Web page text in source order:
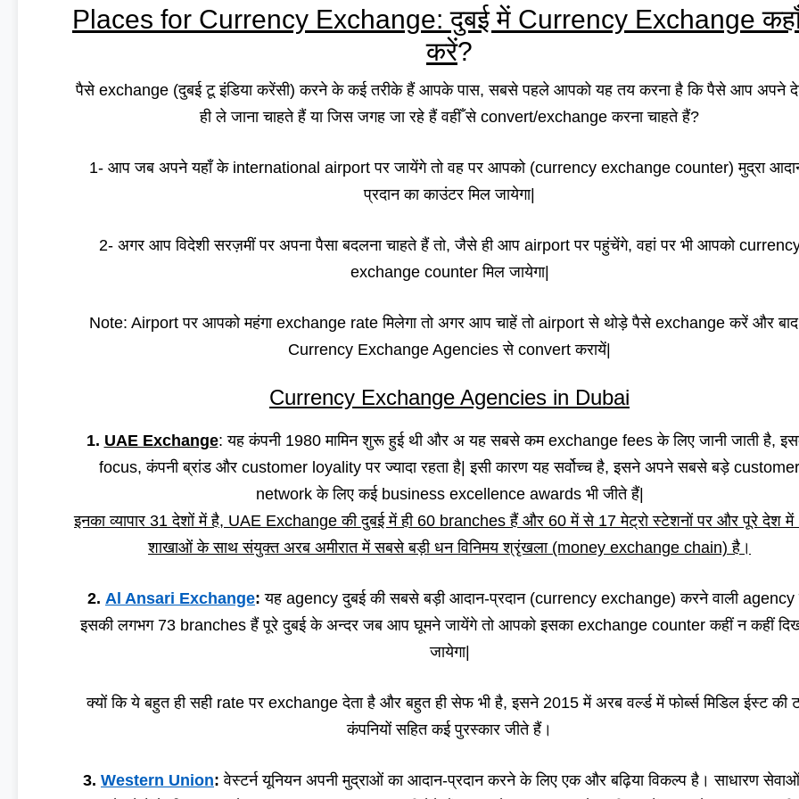
Places for Currency Exchange: दुबई में Currency Exchange
करें?
पैसे exchange (दुबई टू इंडिया करेंसी) करने के कई तरीके हैं आपके पास, सबसे पहले आपको यह तय करना है कि पैसे आप अपने
ही ले जाना चाहते हैं या जिस जगह जा रहे हैं वहीँ से convert/exchange करना चाहते हैं?
1- आप जब अपने यहाँ के international airport पर जायेंगे तो वह पर आपको (currency exchange counter) मुद्रा
प्रदान का काउंटर मिल जायेगा|
2- अगर आप विदेशी सरज़मीं पर अपना पैसा बदलना चाहते हैं तो, जैसे ही आप airport पर पहुंचेंगे, वहां पर भी आपको
exchange counter मिल जायेगा|
Note: Airport पर आपको महंगा exchange rate मिलेगा तो अगर आप चाहें तो airport से थोड़े पैसे exchange करें और
Currency Exchange Agencies से convert करायें|
Currency Exchange Agencies in Dubai
1. UAE Exchange: यह कंपनी 1980 मामिन शुरू हुई थी और अ यह सबसे कम exchange fees के लिए जानी जाती है,
focus, कंपनी ब्रांड और customer loyality पर ज्यादा रहता है| इसी कारण यह सर्वोच्च है, इसने अपने सबसे बड़े customer
network के लिए कई business excellence awards भी जीते हैं|
इनका व्यापार 31 देशों में है, UAE Exchange की दुबई में ही 60 branches हैं और 60 में से 17 मेट्रो स्टेशनों पर और पूरे देश
शाखाओं के साथ संयुक्त अरब अमीरात में सबसे बड़ी धन विनिमय श्रृंखला (money exchange chain) है।
2. Al Ansari Exchange: यह agency दुबई की सबसे बड़ी आदान-प्रदान (currency exchange) करने वाली agency
इसकी लगभग 73 branches हैं पूरे दुबई के अन्दर जब आप घूमने जायेंगे तो आपको इसका exchange counter कहीं न कहीं
जायेगा|
क्यों कि ये बहुत ही सही rate पर exchange देता है और बहुत ही सेफ भी है, इसने 2015 में अरब वर्ल्ड में फोर्ब्स मिडिल ईस्ट की
कंपनियों सहित कई पुरस्कार जीते हैं।
3. Western Union:वेस्टर्न यूनियन अपनी मुद्राओं का आदान-प्रदान करने के लिए एक और बढ़िया विकल्प है। साधारण